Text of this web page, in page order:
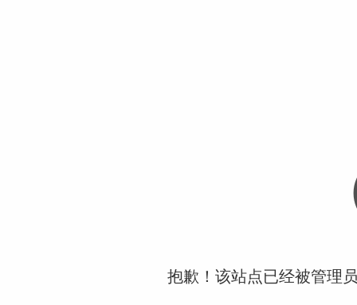
抱歉！该站点已经被管理